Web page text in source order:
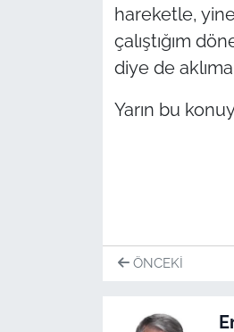
hareketle,
çalıştığım
diye de
Yarın bu
ÖNCEKI